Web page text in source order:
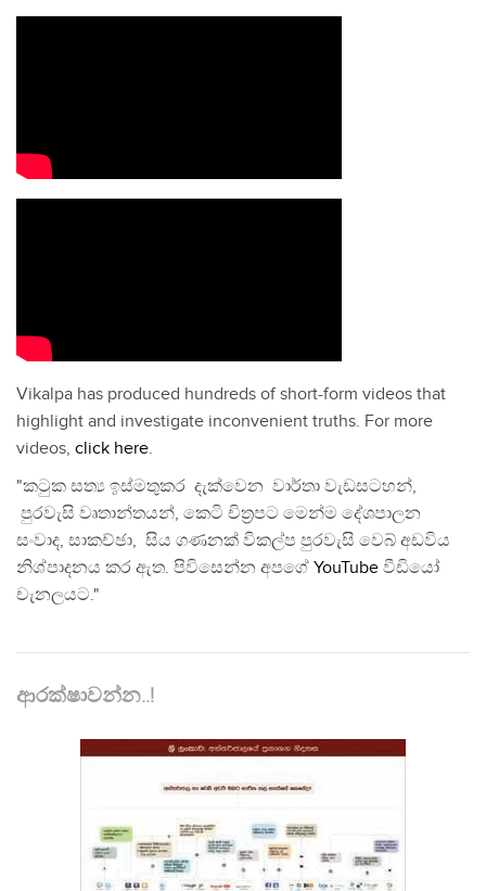
Vikalpa has produced hundreds of short-form videos that
highlight and investigate inconvenient truths. For more
videos, click here.
"කටුක සත්‍ය ඉස්මතුකර දැක්වෙන වාර්තා වැඩසටහන්,
පුරවැසි වෘතාන්තයන්, කෙටි චිත්‍රපට මෙන්ම දේශපාලන
සංවාද, සාකච්ඡා, සිය ගණනක් විකල්ප පුරවැසි වෙබ් අඩවිය
නිශ්පාදනය කර ඇත. පිවිසෙන්න අපගේ YouTube වීඩියෝ
චැනලයට."
ආරක්ෂාවන්න..!